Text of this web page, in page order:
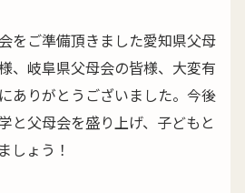
をご準備頂きました愛知県父母
、岐阜県父母会の皆様、大変有
ありがとうございました。今後
と父母会を盛り上げ、子どもと
しょう！